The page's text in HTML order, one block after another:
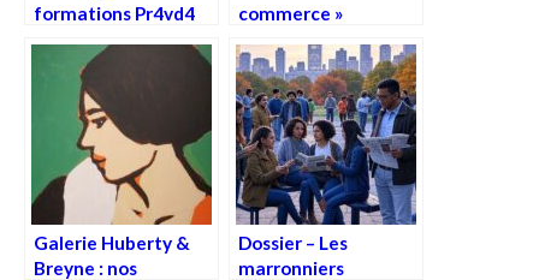
formations Pr4vd4
commerce »
Galerie Huberty &
Breyne : nos
Dossier – Les
marronniers